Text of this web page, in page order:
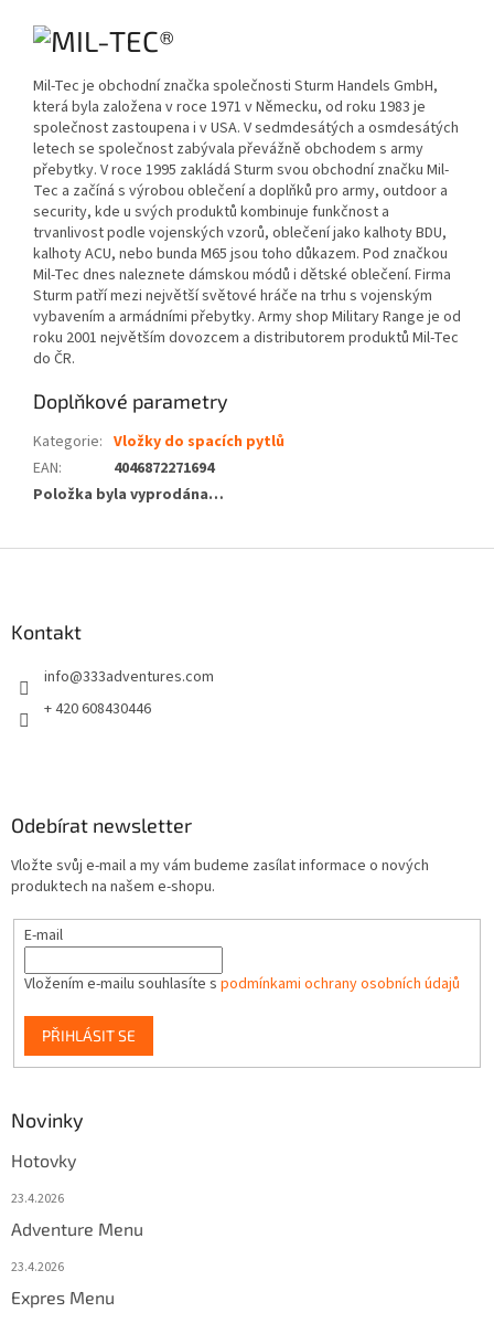
Mil-Tec je obchodní značka společnosti Sturm Handels GmbH,
která byla založena v roce 1971 v Německu, od roku 1983 je
společnost zastoupena i v USA. V sedmdesátých a osmdesátých
letech se společnost zabývala převážně obchodem s army
přebytky. V roce 1995 zakládá Sturm svou obchodní značku Mil-
Tec a začíná s výrobou oblečení a doplňků pro army, outdoor a
security, kde u svých produktů kombinuje funkčnost a
trvanlivost podle vojenských vzorů, oblečení jako kalhoty BDU,
kalhoty ACU, nebo bunda M65 jsou toho důkazem. Pod značkou
Mil-Tec dnes naleznete dámskou módů i dětské oblečení. Firma
Sturm patří mezi největší světové hráče na trhu s vojenským
vybavením a armádními přebytky. Army shop Military Range je od
roku 2001 největším dovozcem a distributorem produktů Mil-Tec
do ČR.
Doplňkové parametry
Kategorie: Vložky do spacích pytlů
EAN:
4046872271694
Položka byla vyprodána…
Kontakt
info@333adventures.com
+ 420 608430446
Odebírat newsletter
Vložte svůj e-mail a my vám budeme zasílat informace o nových
produktech na našem e-shopu.
E-mail
Vložením e-mailu souhlasíte s podmínkami ochrany osobních údajů
PŘIHLÁSIT SE
Novinky
Hotovky
23.4.2026
Adventure Menu
23.4.2026
Expres Menu